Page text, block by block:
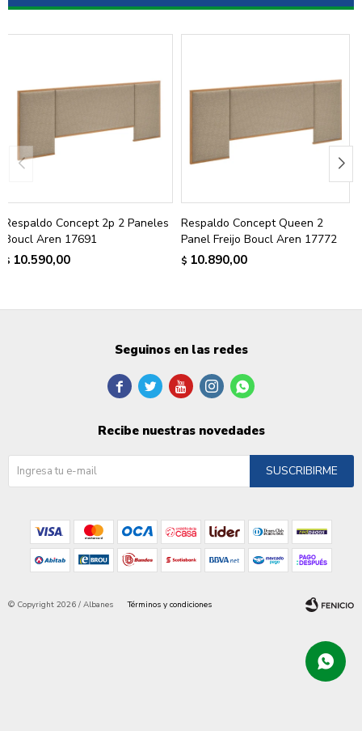
Respaldo Concept 2p 2 Paneles
Boucl Aren 17691
$ 10.590,00
Respaldo Concept Queen 2
Panel Freijo Boucl Aren 17772
$ 10.890,00
Seguinos en las redes
    
Recibe nuestras novedades
SUSCRIBIRME
© Copyright 2026 / Albanes Términos y condiciones